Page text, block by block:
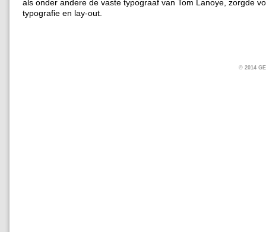
als onder andere de vaste typograaf van Tom Lanoye, zorgde
typografie en lay-out.
© 2014